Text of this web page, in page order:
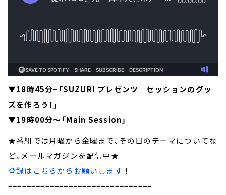
▼18時45分~「SUZURI プレゼンツ セッションのグッ
ズを作ろう！」
▼19時00分～「Main Session」
★番組では月曜から金曜まで、その日のテーマについてな
ど、メールマガジンを配信中★
登録はこちらからお願いします ！
===============================